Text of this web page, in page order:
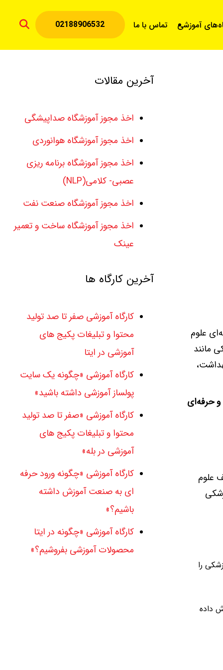
آموزشی تماس با ما 02188906532
علوم
مانند
و حرفه‌ای
علوم
را
داده
آخرین مقالات
اخذ مجوز آموزشگاه صداپیشگی
اخذ مجوز آموزشگاه هوانوردی
اخذ مجوز آموزشگاه برنامه ریزی
عصبی- کلامی(NLP)
اخذ مجوز آموزشگاه صنعت نفت
اخذ مجوز آموزشگاه ساخت و تعمیر
عینک
آخرین کارگاه ها
کارگاه آموزشی صفر تا صد تولید
محتوا و تبلیغات پکیج های
آموزشی در ایتا
کارگاه آموزشی «چگونه یک سایت
پولساز آموزشی داشته باشید»
کارگاه آموزشی «صفر تا صد تولید
محتوا و تبلیغات پکیج های
آموزشی در بله»
کارگاه آموزشی «چگونه ورود حرفه
ای به صنعت آموزش داشته
باشیم؟»
کارگاه آموزشی «چگونه در ایتا
محصولات آموزشی بفروشیم؟»